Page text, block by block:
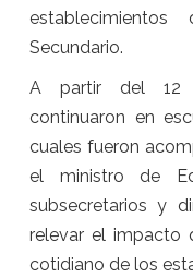
Secundario.
A partir del 12
continuaron en
cuales fueron
el ministro de
subsecretarios y
relevar el impacto
cotidiano de los